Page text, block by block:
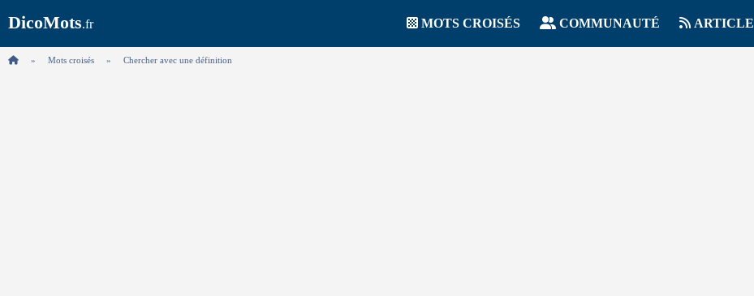
DicoMots.fr MOTS CROISÉS COMMUNAUTÉ ARTICLE
Mots croisés Chercher avec une définition